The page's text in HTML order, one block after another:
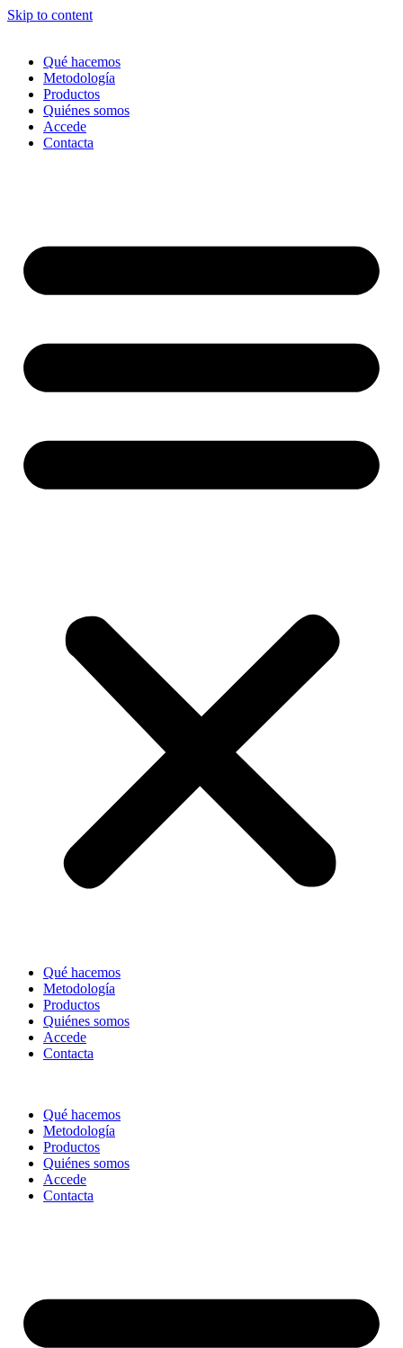
Skip to content
Qué hacemos
Metodología
Productos
Quiénes somos
Accede
Contacta
Qué hacemos
Metodología
Productos
Quiénes somos
Accede
Contacta
Qué hacemos
Metodología
Productos
Quiénes somos
Accede
Contacta